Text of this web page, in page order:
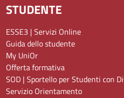
STUDENTE
ESSE3 | Servizi Online
Guida dello studente
My UniOr
Offerta formativa
SOD | Sportello per Studenti con
Servizio Orientamento